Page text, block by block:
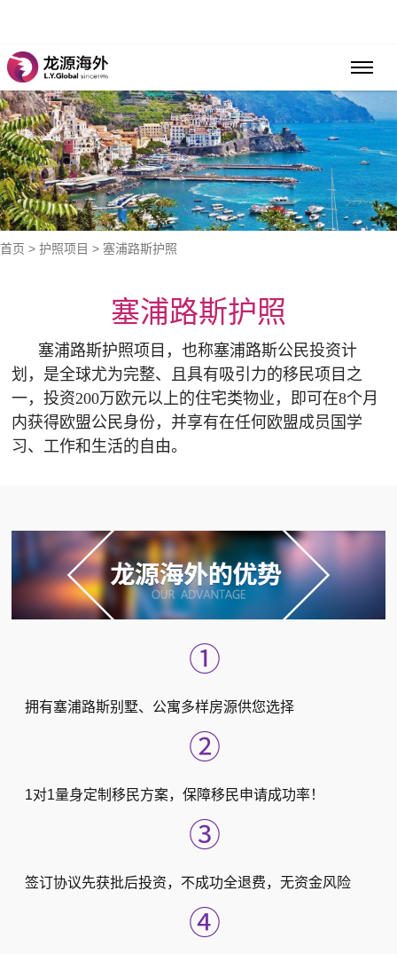
首页 > 护照项目 > 塞浦路斯护照
塞浦路斯护照
塞浦路斯护照项目，也称塞浦路斯公民投资计
划，是全球尤为完整、且具有吸引力的移民项目之
一，投资200万欧元以上的住宅类物业，即可在8个月
内获得欧盟公民身份，并享有在任何欧盟成员国学
习、工作和生活的自由。
①
拥有塞浦路斯别墅、公寓多样房源供您选择
②
1对1量身定制移民方案，保障移民申请成功率！
③
签订协议先获批后投资，不成功全退费，无资金风险
④